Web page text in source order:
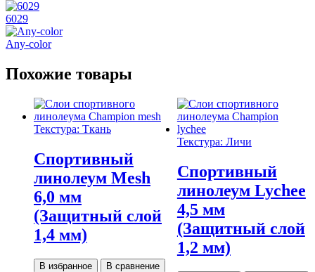
6029
Any-color
Похожие товары
Текстура: Ткань
Спортивный
линолеум Mesh
6,0 мм
(Защитный слой
1,4 мм)
В избранное В сравнение
Текстура: Личи
Спортивный
линолеум Lychee
4,5 мм
(Защитный слой
1,2 мм)